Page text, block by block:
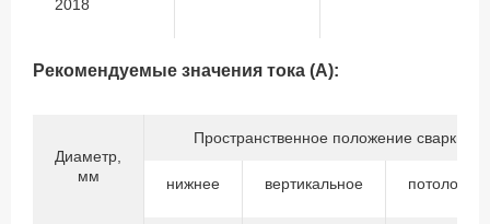
2018
Рекомендуемые значения тока (А):
Диаметр,
мм
Пространственное положение сварки
нижнее вертикальное